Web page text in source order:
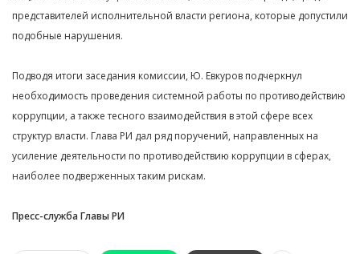
представителей исполнительной власти региона, которые допустили
подобные нарушения.
Подводя итоги заседания комиссии, Ю. Евкуров подчеркнул
необходимость проведения системной работы по противодействию
коррупции, а также тесного взаимодействия в этой сфере всех
структур власти. Глава РИ дал ряд поручений, направленных на
усиление деятельности по противодействию коррупции в сферах,
наиболее подверженных таким рискам.
Пресс-служба Главы РИ